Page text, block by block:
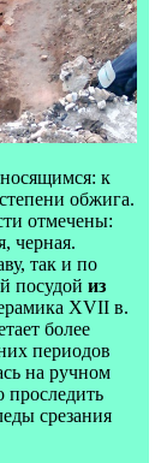
к
обжига.
отмечены:
черная.
так и по
посудой из
XVII в.
более
периодов
на ручном
проследить
срезания